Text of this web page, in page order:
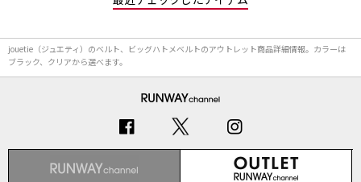
jouetie（ジュエティ）のベルト、ビッグハトメベルトのアウトレット商品詳細情報。カラーは
ブラック、クリアから選べます。